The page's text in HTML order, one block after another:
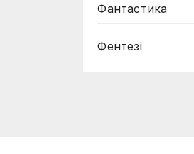
Фантастика
Фентезі